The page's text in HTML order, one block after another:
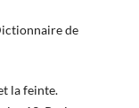
de
la feinte.